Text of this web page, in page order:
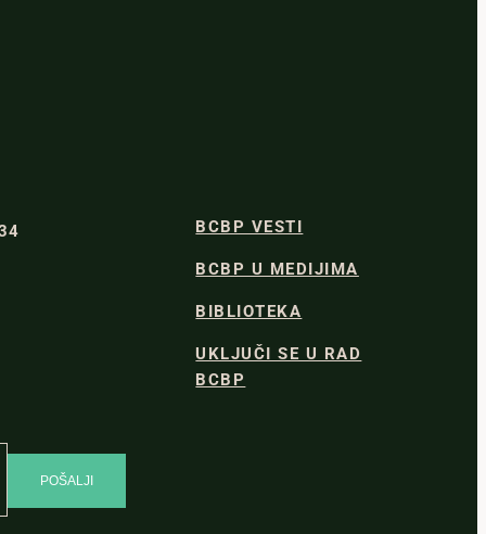
BCBP VESTI
BCBP U MEDIJIMA
BIBLIOTEKA
UKLJUČI SE U RAD
BCBP